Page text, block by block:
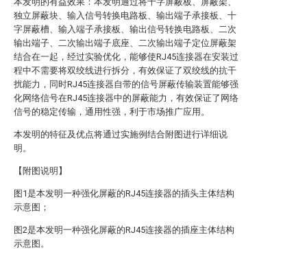
独立屏蔽块、输入信号转换电路板、输出端子承接板、十
字屏蔽槽、输入端子承接板、输出信号转换电路板、二次
输出端子、二次输出端子底座、二次输出端子定位屏蔽架
结合在一起，经过实验优化，能够使RJ45连接器在安装过
程中不需要将双绞线进行拆分，有效保证了双绞线的抗干
扰能力，同时RJ45连接器自带的信号屏蔽传输装置能够强
化网络信号在RJ45连接器中的屏蔽能力，有效保证了网络
信号的稳定传输，通用性强，利于市场推广应用。
本发明的特征及优点将通过实施例结合附图进行详细说
明。
【附图说明】
图1是本发明一种强化屏蔽的RJ45连接器的插头主体结构
示意图；
图2是本发明一种强化屏蔽的RJ45连接器的插座主体结构
示意图。